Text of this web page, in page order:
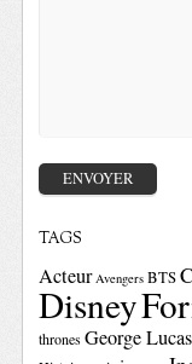
TAGS
Acteur Avengers BTS
Disney
thrones George Lucas